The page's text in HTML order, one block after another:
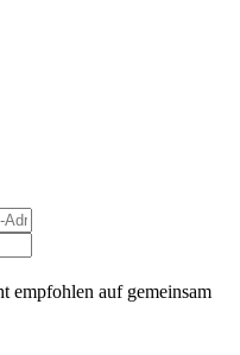
empfohlen auf gemeinsam